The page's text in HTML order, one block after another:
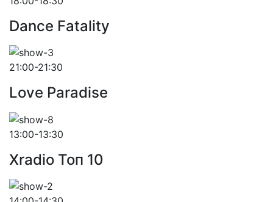
Dance Fatality
21:00-21:30
Love Paradise
13:00-13:30
Xradio Топ 10